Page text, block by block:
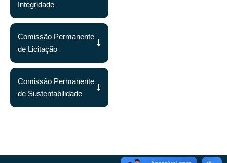
Integridade
Comissão Permanente
de Licitação
Comissão Permanente
de Sustentabilidade